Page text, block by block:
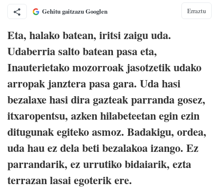
Gehitu gaitzazu Googlen Erraztu
Eta, halako batean, iritsi zaigu uda.
Udaberria salto batean pasa eta,
Inauterietako mozorroak jasotzetik udako
arropak janztera pasa gara. Uda hasi
bezalaxe hasi dira gazteak parranda gosez,
itxaropentsu, azken hilabeteetan egin ezin
ditugunak egiteko asmoz. Badakigu, ordea,
uda hau ez dela beti bezalakoa izango. Ez
parrandarik, ez urrutiko bidaiarik, ezta
terrazan lasai egoterik ere.